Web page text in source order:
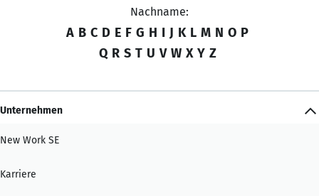
Nachname:
A B C D E F G H I J K L M N O P
Q R S T U V W X Y Z
Unternehmen
New Work SE
Karriere